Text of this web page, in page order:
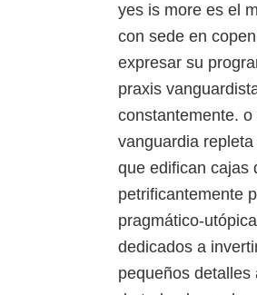
yes is more es el
con sede en
expresar su
praxis
constantemente.
vanguardia
que edifican cajas
petrificantemente
pragmático-
dedicados a
pequeños